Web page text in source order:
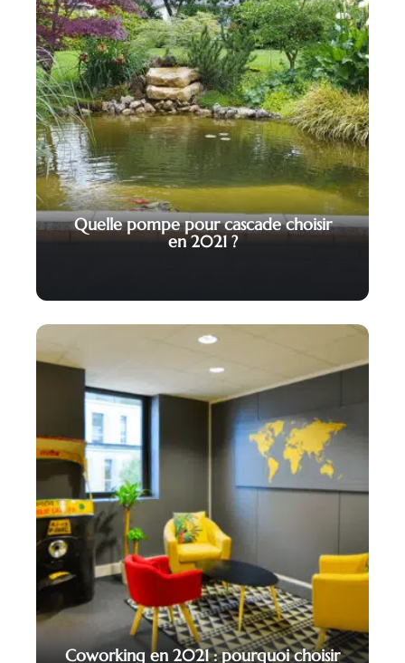
Quelle pompe pour cascade choisir
en 2021 ?
Coworking en 2021 : pourquoi choisir